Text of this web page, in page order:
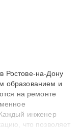
Ростове-на-Дону
образованием и
на ремонте
инженер
что позволяет